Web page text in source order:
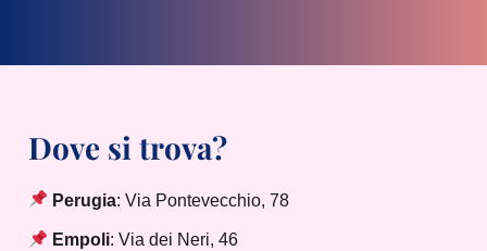
Dove si trova?
Perugia: Via Pontevecchio, 78
Empoli: Via dei Neri, 46